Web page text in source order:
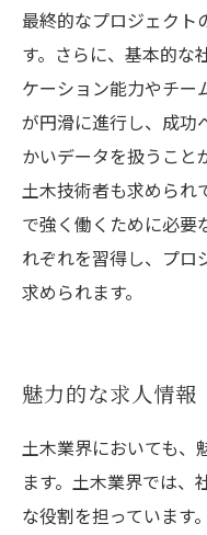
最終的なプロジェクト
す。さらに、基本的な
ケーション能力やチー
が円滑に進行し、成功
かいデータを扱うこと
土木技術者も求められ
で強く働くために必要
れぞれを習得し、プロ
求められます。
魅力的な求人情報
土木業界においても、
ます。土木業界では、
な役割を担っています